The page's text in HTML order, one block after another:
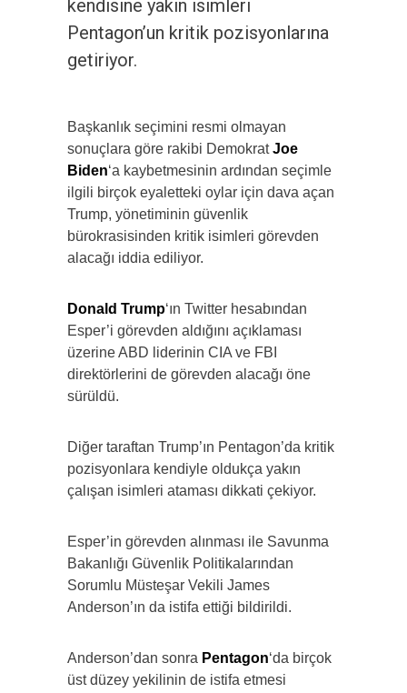
kendisine yakın isimleri
Pentagon’un kritik pozisyonlarına
getiriyor.
Başkanlık seçimini resmi olmayan
sonuçlara göre rakibi DemokratJoe
Biden‘a kaybetmesinin ardından seçimle
ilgili birçok eyaletteki oylar için dava açan
Trump, yönetiminin güvenlik
bürokrasisinden kritik isimleri görevden
alacağı iddia ediliyor.
Donald Trump‘ın Twitter hesabından
Esper’i görevden aldığını açıklaması
üzerine ABD liderinin CIA ve FBI
direktörlerini de görevden alacağı öne
sürüldü.
Diğer taraftan Trump’ın Pentagon’da kritik
pozisyonlara kendiyle oldukça yakın
çalışan isimleri ataması dikkati çekiyor.
Esper’in görevden alınması ile Savunma
Bakanlığı Güvenlik Politikalarından
Sorumlu Müsteşar Vekili James
Anderson’ın da istifa ettiği bildirildi.
Anderson’dan sonra Pentagon‘da birçok
üst düzey yekilinin de istifa etmesi